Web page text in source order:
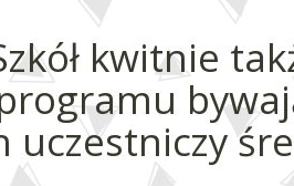
kwitnie
uczestniczy